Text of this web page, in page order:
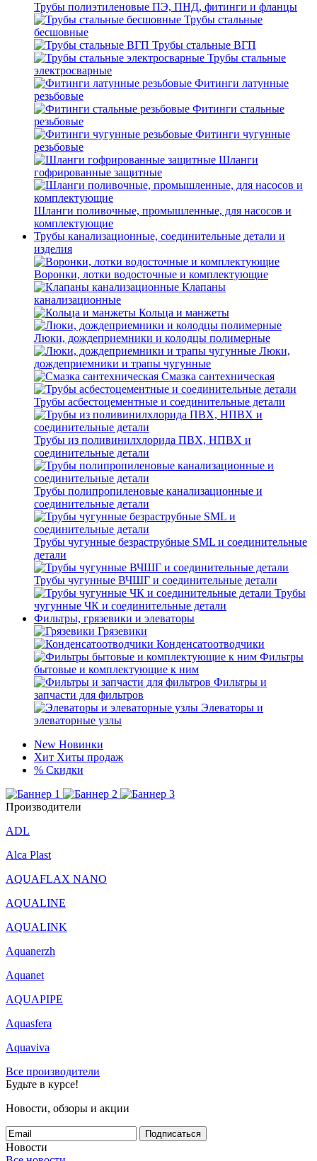
Трубы полиэтиленовые ПЭ, ПНД, фитинги и фланцы
Трубы стальные
бесшовные
Трубы стальные ВГП
Трубы стальные
электросварные
Фитинги латунные
резьбовые
Фитинги стальные
резьбовые
Фитинги чугунные
резьбовые
Шланги
гофрированные защитные
Шланги поливочные, промышленные, для насосов и
комплектующие
Трубы канализационные, соединительные детали и
изделия
Воронки, лотки водосточные и комплектующие
Клапаны
канализационные
Кольца и манжеты
Люки, дождеприемники и колодцы полимерные
Люки,
дождеприемники и трапы чугунные
Смазка сантехническая
Трубы асбестоцементные и соединительные детали
Трубы из поливинилхлорида ПВХ, НПВХ и
соединительные детали
Трубы полипропиленовые канализационные и
соединительные детали
Трубы чугунные безраструбные SML и соединительные
детали
Трубы чугунные ВЧШГ и соединительные детали
Трубы
чугунные ЧК и соединительные детали
Фильтры, грязевики и элеваторы
Грязевики
Конденсатоотводчики
Фильтры
бытовые и комплектующие к ним
Фильтры и
запчасти для фильтров
Элеваторы и
элеваторные узлы
New Новинки
Хит Хиты продаж
% Скидки
Производители
ADL
Alca Plast
AQUAFLAX NANO
AQUALINE
AQUALINK
Aquanerzh
Aquanet
AQUAPIPE
Aquasfera
Aquaviva
Все производители
Будьте в курсе!
Новости, обзоры и акции
Подписаться
Новости